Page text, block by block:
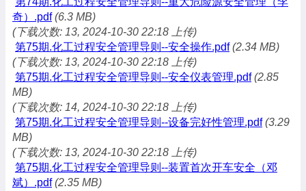
奇）.pdf (6.3 MB)
(下载次数: 13, 2024-10-30 22:18 上传)
第75期.化工过程安全管理导则--安全操作.pdf (2.34 MB)
(下载次数: 13, 2024-10-30 22:18 上传)
第75期.化工过程安全管理导则--安全仪表管理.pdf (2.85
MB)
(下载次数: 14, 2024-10-30 22:18 上传)
第75期.化工过程安全管理导则--设备完好性管理.pdf (3.29
MB)
(下载次数: 13, 2024-10-30 22:18 上传)
第75期.化工过程安全管理导则--装置首次开车安全（邓
斌）.pdf (2.35 MB)